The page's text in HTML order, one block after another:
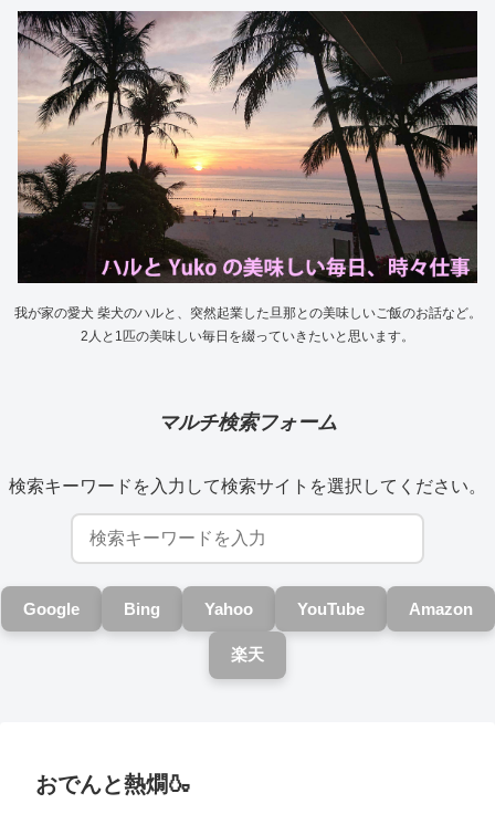
我が家の愛犬 柴犬のハルと、突然起業した旦那との美味しいご飯のお話など。
2人と1匹の美味しい毎日を綴っていきたいと思います。
マルチ検索フォーム
検索キーワードを入力して検索サイトを選択してください。
Google Bing Yahoo YouTube Amazon
楽天
おでんと熱燗🍶